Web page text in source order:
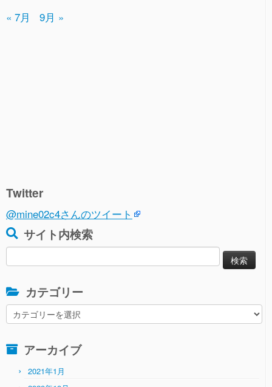
« 7月 9月 »
Twitter
@mine02c4さんのツイート
サイト内検索
索:
カテゴリー
カ
テ
リ
アーカイブ
2021年1月